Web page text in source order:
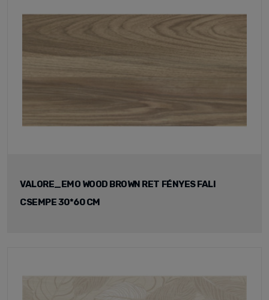
VALORE_EMO WOOD BROWN RET FÉNYES FALI
CSEMPE 30*60 CM